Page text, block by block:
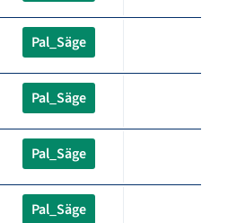
Pal_Säge
Pal_Säge
Pal_Säge
Pal_Säge